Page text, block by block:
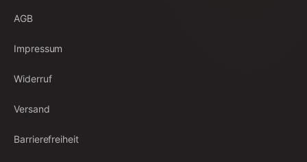
AGB
Impressum
Widerruf
Versand
Barrierefreiheit